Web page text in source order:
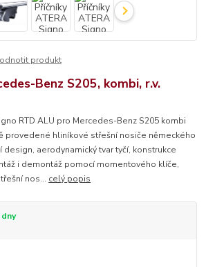
produkt
Benz S205, kombi, r.v.
RTD ALU pro Mercedes-Benz S205 kombi
provedené hliníkové střešní nosiče německého
design, aerodynamický tvar tyčí, konstrukce
i demontáž pomocí momentového klíče,
nos... celý popis